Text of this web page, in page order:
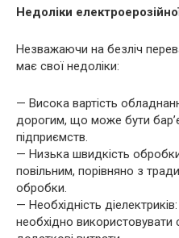
Недоліки
Незважаючи на безліч
має свої недоліки:
— Висока вартість
дорогим, що може бути
підприємств.
— Низька швидкість
повільним, порівняно з
обробки.
— Необхідність
необхідно використовувати